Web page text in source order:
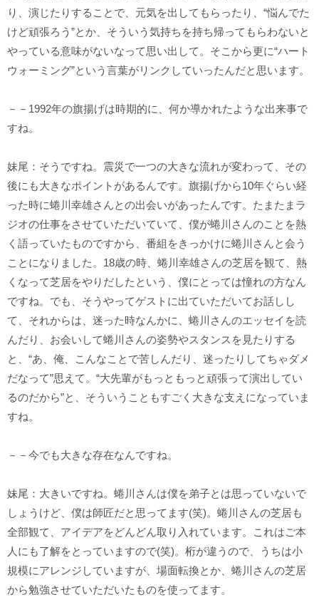
り、演じたりすることで、元気を出してもらったり、“悩んでた
けど頑張ろう”とか、そういう気持ちを持ち帰ってもらわないと
やっている意味がないなって思い出して。そこから更に“ハート
ウォーミング”という言葉がリンクしていったんだと思います。
－－1992年の旗揚げは時期的に、何か導かれたような出来事で
すね。
妹尾：そうですね。震災で一つの大きな流れが変わって、その
後にも大きなポイントがあるんです。旗揚げから10年ぐらい経
った時に蜷川幸雄さんとの出会いがあったんです。たまたまラ
ジオの仕事をさせていただいていて、僕が蜷川さんのことを熱
く語っていたものですから、番組をきっかけに蜷川さんと会う
ことになりました。18歳の時、蜷川幸雄さんの芝居を観て、熱
くなって芝居をやりだしたという、僕にとっては憧れの方なん
ですね。でも、そうやってゲストに出ていただいてお話しし
て、それからは、迷った時なんかに、蜷川さんのエッセイを読
んだり、お会いして蜷川さんの姿勢やスタンスを見たりする
と、“あ、俺、こんなことで苦しんだり、迷ったりしてちゃダメ
だなって”思えて。“大先輩がもっともっと頑張って演出してい
るのだから”と、そういうこともすごく大きな支えになっていま
すね。
－－今でも大きな存在なんですね。
妹尾：大きいですね。蜷川さんは僕を弟子とは思っていないで
しょうけど、僕は師匠だと思ってます(笑)。蜷川さんの芝居も
全部観て、アイデアをどんどん取り入れています。これはご本
人にも了解をとっていますので(笑)。桁が違うので、うちは小
規模にアレンジしていますが、場面転換とか、蜷川さんの芝居
から勉強させていただいたものを使ってます。